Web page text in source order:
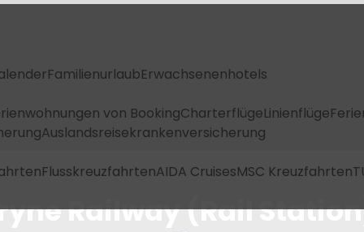
FamilienurlaubErwachsenenhotels
von BookingCharterflügeLinienflüge
Auslandsreisekrankenversicherung
FlusskreuzfahrtenAIDA CruisesMSC Kreuzfahrten
Railway (Rail